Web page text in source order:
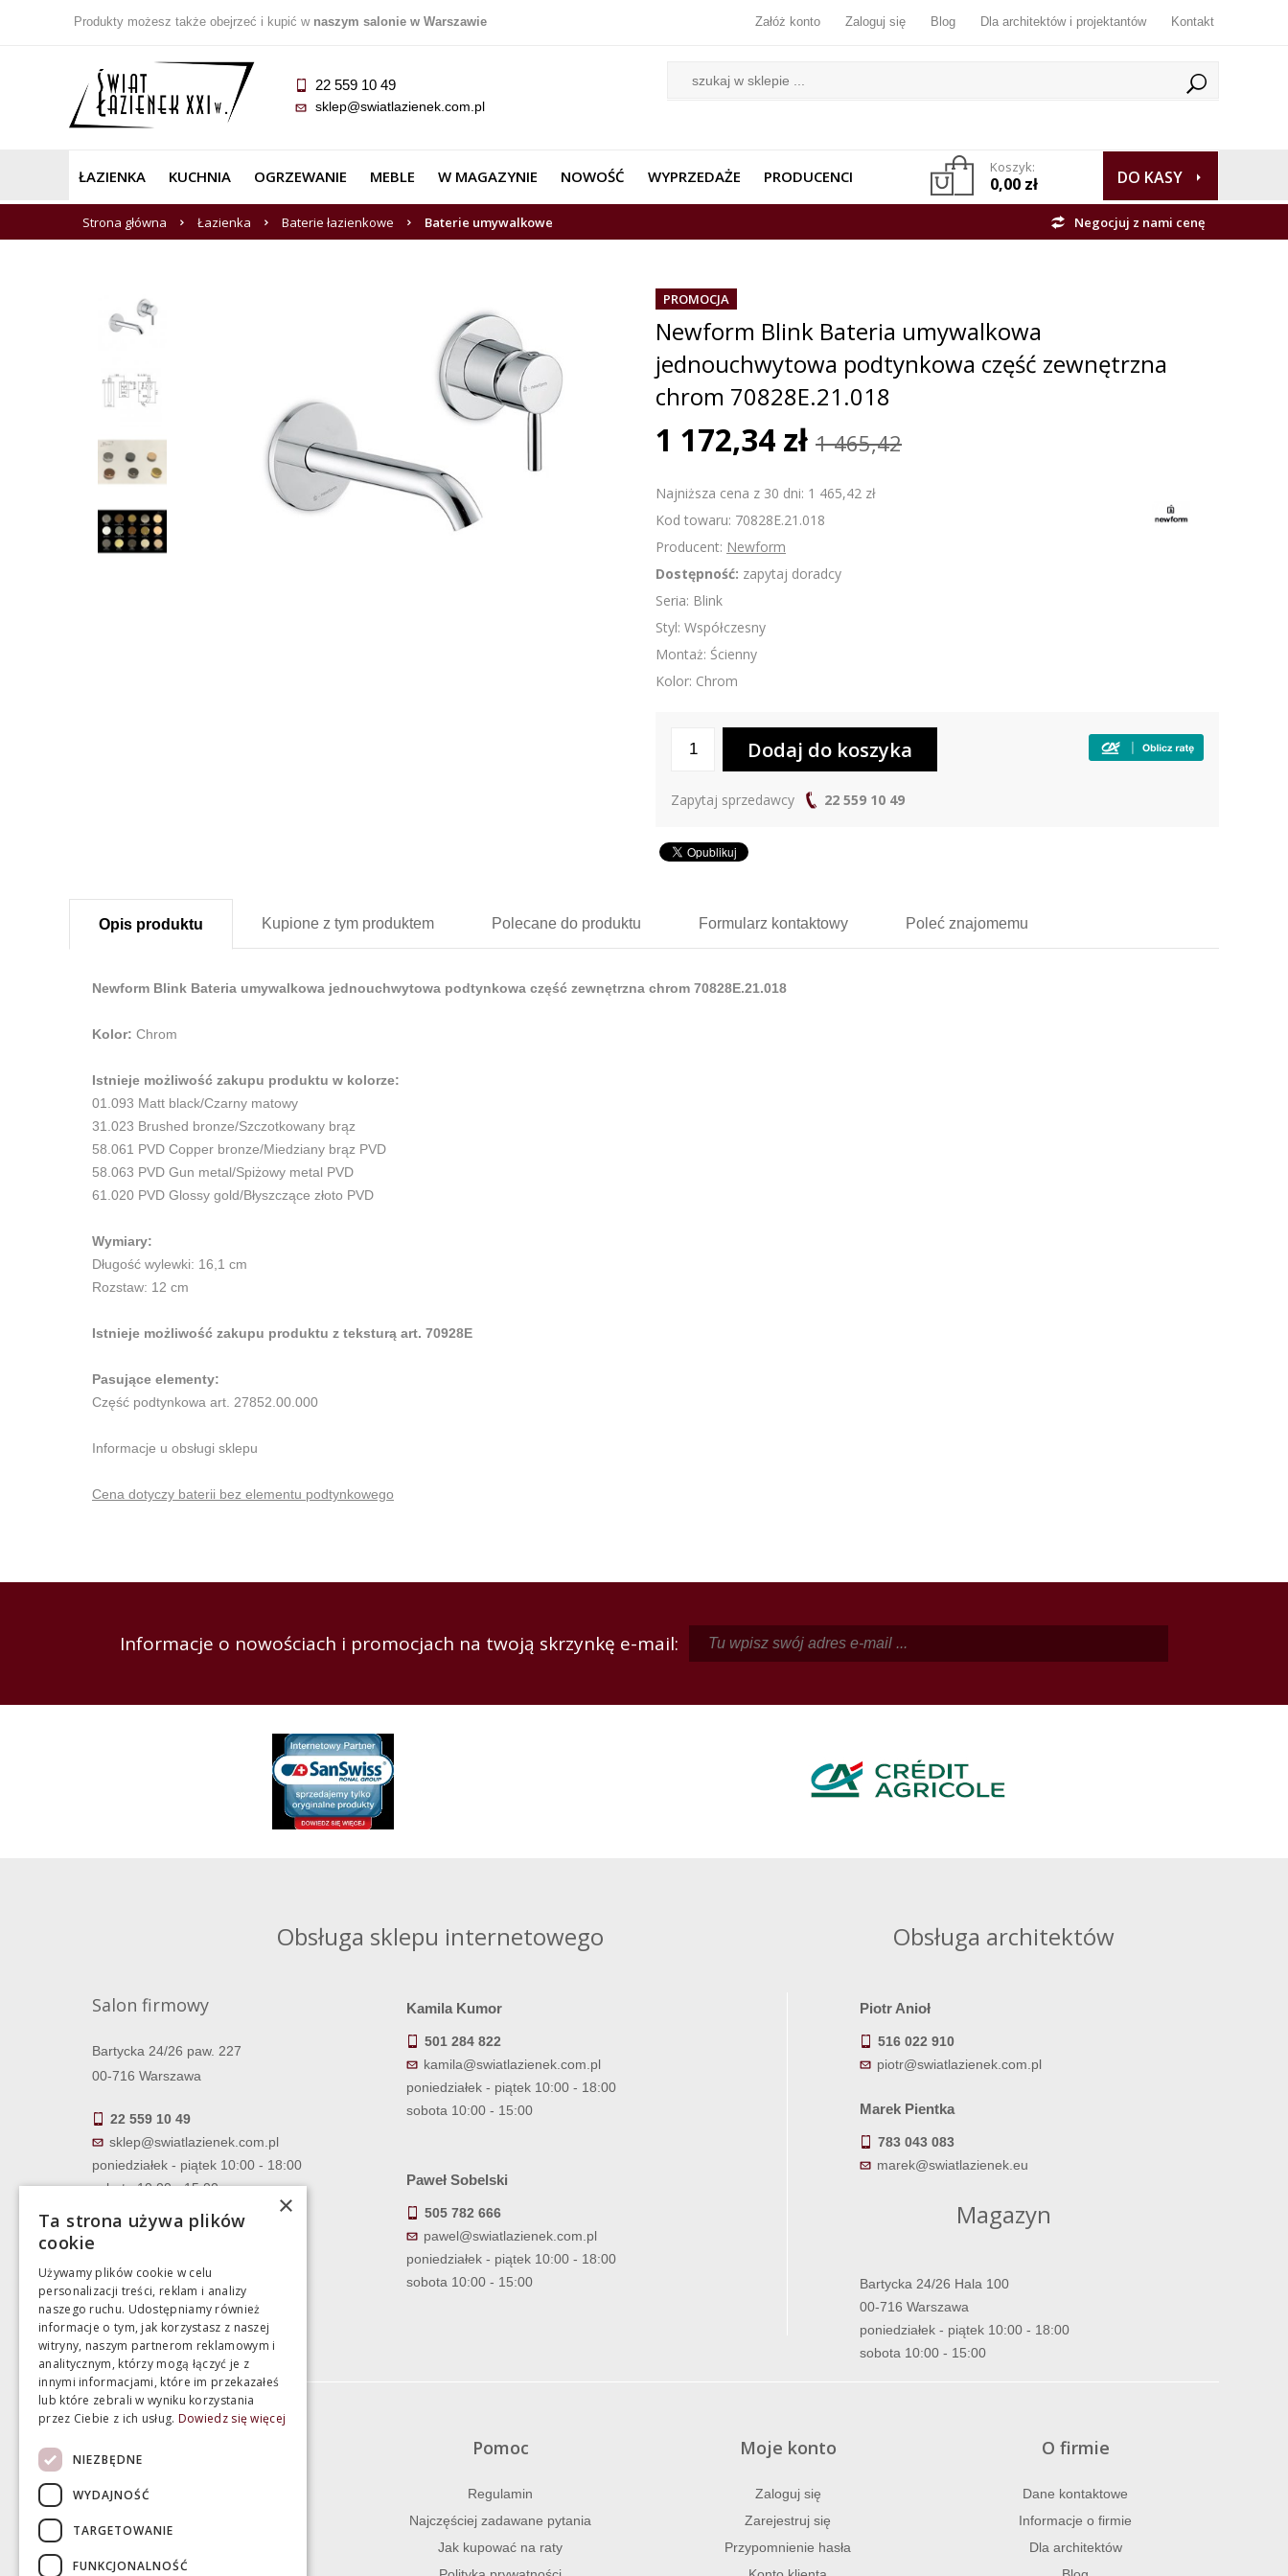
Produkty możesz także obejrzeć i kupić w naszym salonie w Warszawie Załóż konto Zaloguj się Blog Dla architektów i projektantów Kontakt
22 559 10 49
sklep@swiatlazienek.com.pl
ŁAZIENKA KUCHNIA OGRZEWANIE MEBLE W MAGAZYNIE NOWOŚĆ WYPRZEDAŻE PRODUCENCI Koszyk:
0,00 zł DO KASY
Strona główna Łazienka Baterie łazienkowe Baterie umywalkowe Negocjuj z nami cenę
PROMOCJA
Newform Blink Bateria umywalkowa
jednouchwytowa podtynkowa część zewnętrzna
chrom 70828E.21.018
1 172,34 zł 1 465,42
Najniższa cena z 30 dni: 1 465,42 zł
Kod towaru: 70828E.21.018
Producent: Newform
Dostępność: zapytaj doradcy
Seria: Blink
Styl: Współczesny
Montaż: Ścienny
Kolor: Chrom
Zapytaj sprzedawcy 22 559 10 49
Opis produktu Kupione z tym produktem Polecane do produktu Formularz kontaktowy Poleć znajomemu
Newform Blink Bateria umywalkowa jednouchwytowa podtynkowa część zewnętrzna chrom 70828E.21.018
Kolor: Chrom
Istnieje możliwość zakupu produktu w kolorze:
01.093 Matt black/Czarny matowy
31.023 Brushed bronze/Szczotkowany brąz
58.061 PVD Copper bronze/Miedziany brąz PVD
58.063 PVD Gun metal/Spiżowy metal PVD
61.020 PVD Glossy gold/Błyszczące złoto PVD
Wymiary:
Długość wylewki: 16,1 cm
Rozstaw: 12 cm
Istnieje możliwość zakupu produktu z teksturą art. 70928E
Pasujące elementy:
Część podtynkowa art. 27852.00.000
Informacje u obsługi sklepu
Cena dotyczy baterii bez elementu podtynkowego
Informacje o nowościach i promocjach na twoją skrzynkę e-mail:
Obsługa sklepu internetowego
Salon firmowy
Bartycka 24/26 paw. 227
00-716 Warszawa
22 559 10 49
sklep@swiatlazienek.com.pl
poniedziałek - piątek 10:00 - 18:00
sobota 10:00 - 15:00
Kamila Kumor
501 284 822
kamila@swiatlazienek.com.pl
poniedziałek - piątek 10:00 - 18:00
sobota 10:00 - 15:00
Paweł Sobelski
505 782 666
pawel@swiatlazienek.com.pl
poniedziałek - piątek 10:00 - 18:00
sobota 10:00 - 15:00
Obsługa architektów
Piotr Anioł
516 022 910
piotr@swiatlazienek.com.pl
Marek Pientka
783 043 083
marek@swiatlazienek.eu
Magazyn
Bartycka 24/26 Hala 100
00-716 Warszawa
poniedziałek - piątek 10:00 - 18:00
sobota 10:00 - 15:00
Termin realizacji zamówienia
Pomoc
Regulamin
Najczęściej zadawane pytania
Jak kupować na raty
Moje konto
Zaloguj się
Zarejestruj się
Przypomnienie hasła
O firmie
Dane kontaktowe
Informacje o firmie
Dla architektów
×
Ta strona używa plików
cookie
Używamy plików cookie w celu
personalizacji treści, reklam i analizy
naszego ruchu. Udostępniamy również
informacje o tym, jak korzystasz z naszej
witryny, naszym partnerom reklamowym i
analitycznym, którzy mogą łączyć je z
innymi informacjami, które im przekazałeś
lub które zebrali w wyniku korzystania
przez Ciebie z ich usług. Dowiedz się więcej
NIEZBĘDNE
WYDAJNOŚĆ
TARGETOWANIE
FUNKCJONALNOŚĆ